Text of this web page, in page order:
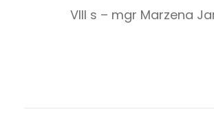
VIII s – mgr Marzena